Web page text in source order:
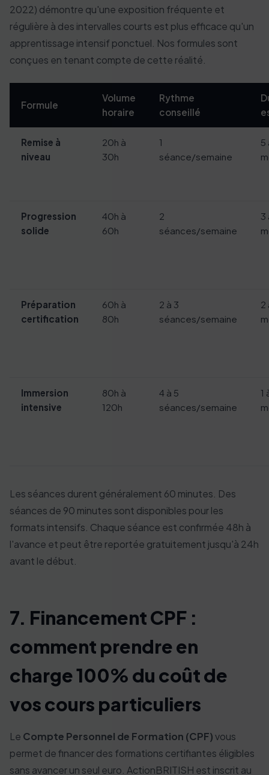
2022) démontre qu'une exposition fréquente et
régulière à des intervalles courts est plus efficace qu'un
apprentissage intensif ponctuel. Nos formules sont
conçues en tenant compte de cette réalité.
Formule
Volume
horaire
Rythme
conseillé
Remise à
niveau
20h à
30h
1
séance/semaine
5
Progression
solide
40h à
60h
2
séances/semaine
3
Préparation
certification
60h à
80h
2 à 3
séances/semaine
2
Immersion
intensive
80h à
120h
4 à 5
séances/semaine
1
Les séances durent généralement 60 minutes. Des
séances de 90 minutes sont disponibles pour les
formats intensifs. Chaque séance est confirmée 48h à
l'avance et peut être reportée gratuitement jusqu'à 24h
avant le début.
7. Financement CPF :
comment prendre en
charge 100% du coût de
vos cours particuliers
Le Compte Personnel de Formation (CPF)vous
permet de financer des formations certifiantes éligibles
sans avancer un seul euro. ActionBRITISH est inscrit au